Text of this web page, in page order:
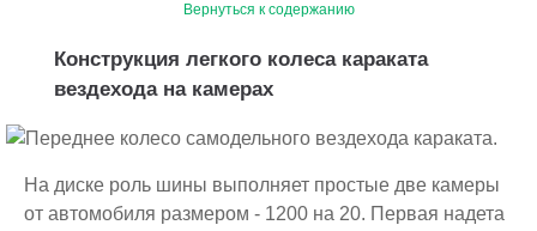
Вернуться к содержанию
Конструкция легкого колеса караката
вездехода на камерах
На диске роль шины выполняет простые две камеры
от автомобиля размером - 1200 на 20. Первая надета